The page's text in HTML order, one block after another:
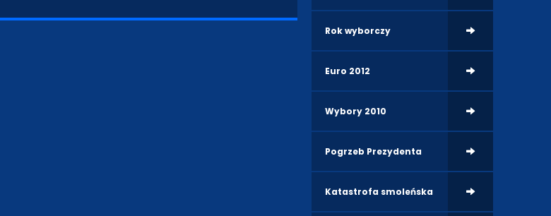
Rok wyborczy
Euro 2012
Wybory 2010
Pogrzeb Prezydenta
Katastrofa smoleńska